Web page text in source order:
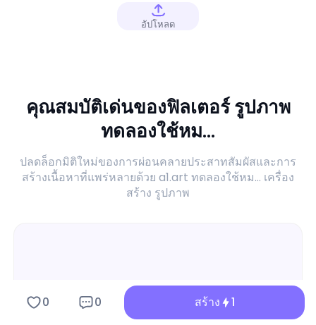
อัปโหลด
คุณสมบัติเด่นของฟิลเตอร์ รูปภาพ
ทดลองใช้หม...
ปลดล็อกมิติใหม่ของการผ่อนคลายประสาทสัมผัสและการ
สร้างเนื้อหาที่แพร่หลายด้วย a1.art ทดลองใช้หม... เครื่อง
สร้าง รูปภาพ
0 0 สร้าง 1